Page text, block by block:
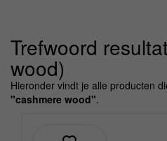
Trefwoord
wood)
Hieronder vindt je alle producten
"cashmere wood".